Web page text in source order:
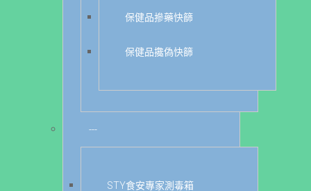
保健品摻藥快篩
保健品攙偽快篩
---
STY食安專家測毒箱